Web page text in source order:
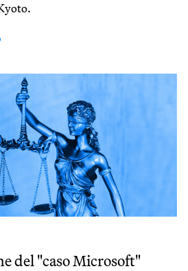
del "caso Microsoft"